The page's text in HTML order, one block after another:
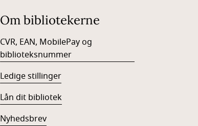
Om bibliotekerne
CVR, EAN, MobilePay og
biblioteksnummer
Ledige stillinger
Lån dit bibliotek
Nyhedsbrev